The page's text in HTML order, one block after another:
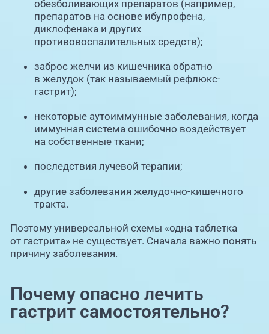
обезболивающих препаратов (например,
препаратов на основе ибупрофена,
диклофенака и других
противовоспалительных средств);
заброс желчи из кишечника обратно
в желудок (так называемый рефлюкс-
гастрит);
некоторые аутоиммунные заболевания, когда
иммунная система ошибочно воздействует
на собственные ткани;
последствия лучевой терапии;
другие заболевания желудочно-кишечного
тракта.
Поэтому универсальной схемы «одна таблетка
от гастрита» не существует. Сначала важно понять
причину заболевания.
Почему опасно лечить
гастрит самостоятельно?